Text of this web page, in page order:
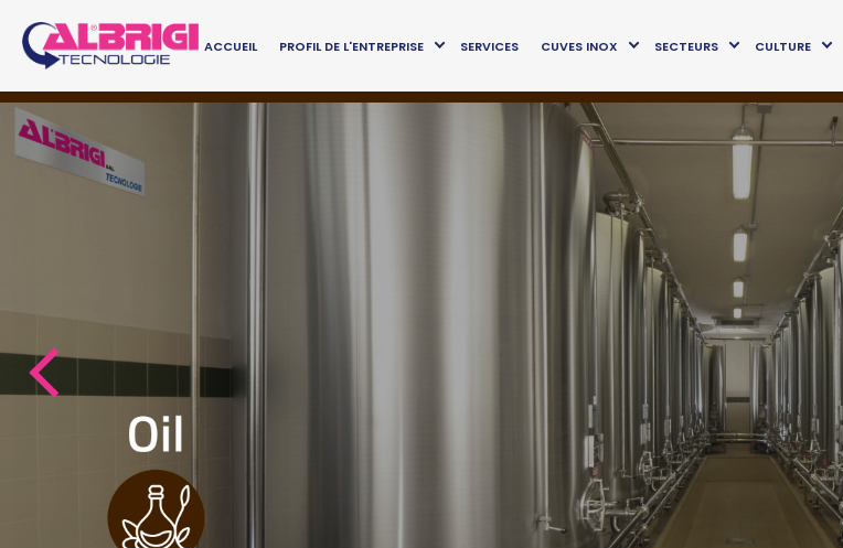
ACCUEIL PROFIL DE L'ENTREPRISE SERVICES CUVES INOX SECTEURS CULTURE